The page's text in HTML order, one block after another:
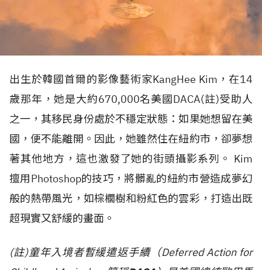
出生於韓國首爾的影像藝術家KangHee Kim，在14
歲那年，她是大約670,000名美國DACA(註)受助人
之一，其移民身份處於不穩定狀態：如果她想留在美
國，便不能離開。因此，她雖然住在紐約市，卻夢想
著其他地方，這也激發了她的街頭攝影系列。 Kim
擅用Photoshop的技巧，將髒亂的紐約市營造成夢幻
般的熱帶風光，如棕櫚樹和粉紅色的雲彩，打造出既
超現實又舒緩的畫面。
(註)童年入境者暫緩遣返手續（Deferred Action for